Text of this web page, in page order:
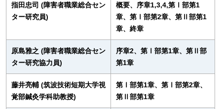
指田忠司 (障害者職業総合セン
ター研究員)
概要、序章1,3,4,第Ⅰ部第1
章、第Ⅰ部第2章、第Ⅱ部第1
章、終章
原島雅之 (障害者職業総合セン
ター研究協力員)
序章2、第Ⅰ部第1章、第Ⅱ部
第1章
藤井亮輔 (筑波技術短期大学視
覚部鍼灸学科助教授)
第Ⅰ部第1章、第Ⅰ部第2章、
第Ⅱ部第1章